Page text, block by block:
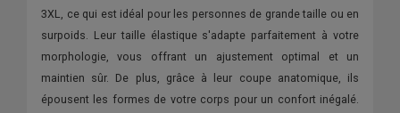
3XL, ce qui est idéal pour les personnes de grande taille ou en
surpoids. Leur taille élastique s'adapte parfaitement à votre
morphologie, vous offrant un ajustement optimal et un
maintien sûr. De plus, grâce à leur coupe anatomique, ils
épousent les formes de votre corps pour un confort inégalé.